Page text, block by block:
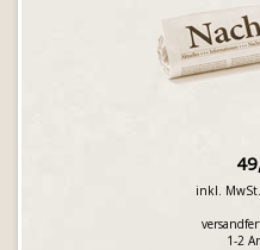
inkl.
1-2